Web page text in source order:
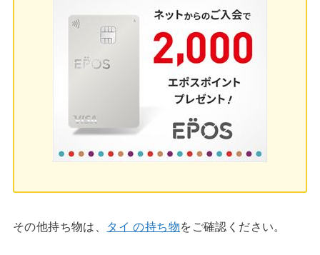
その他持ち物は、 タイ の持ち物をご確認ください。